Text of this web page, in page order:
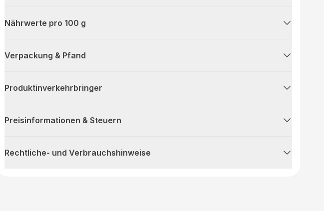
Nährwerte pro 100 g
Verpackung & Pfand
Produktinverkehrbringer
Preisinformationen & Steuern
Rechtliche- und Verbrauchshinweise